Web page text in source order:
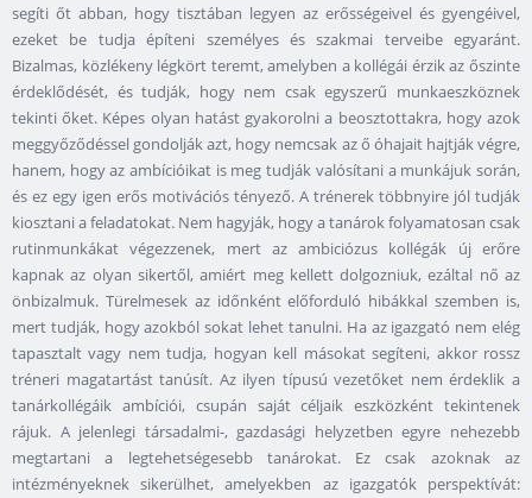
segíti őt abban, hogy tisztában legyen az erősségeivel és gyengéivel,
ezeket be tudja építeni személyes és szakmai terveibe egyaránt.
Bizalmas, közlékeny légkört teremt, amelyben a kollégái érzik az őszinte
érdeklődését, és tudják, hogy nem csak egyszerű munkaeszköznek
tekinti őket. Képes olyan hatást gyakorolni a beosztottakra, hogy azok
meggyőződéssel gondolják azt, hogy nemcsak az ő óhajait hajtják végre,
hanem, hogy az ambícióikat is meg tudják valósítani a munkájuk során,
és ez egy igen erős motivációs tényező. A trénerek többnyire jól tudják
kiosztani a feladatokat. Nem hagyják, hogy a tanárok folyamatosan csak
rutinmunkákat végezzenek, mert az ambiciózus kollégák új erőre
kapnak az olyan sikertől, amiért meg kellett dolgozniuk, ezáltal nő az
önbizalmuk. Türelmesek az időnként előforduló hibákkal szemben is,
mert tudják, hogy azokból sokat lehet tanulni. Ha az igazgató nem elég
tapasztalt vagy nem tudja, hogyan kell másokat segíteni, akkor rossz
tréneri magatartást tanúsít. Az ilyen típusú vezetőket nem érdeklik a
tanárkollégáik ambíciói, csupán saját céljaik eszközként tekintenek
rájuk. A jelenlegi társadalmi-, gazdasági helyzetben egyre nehezebb
megtartani a legtehetségesebb tanárokat. Ez csak azoknak az
intézményeknek sikerülhet, amelyekben az igazgatók perspektívát: